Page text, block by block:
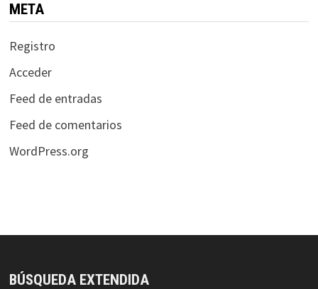
META
Registro
Acceder
Feed de entradas
Feed de comentarios
WordPress.org
BÚSQUEDA EXTENDIDA